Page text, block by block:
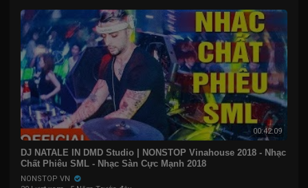
00:42:09
DJ NATALE IN DMD Studio | NONSTOP Vinahouse 2018 - Nhạc
Chất Phiêu SML - Nhạc Sàn Cực Mạnh 2018
NONSTOP VN